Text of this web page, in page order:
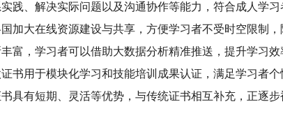
践、解决实际问题以及沟通协作等能力，符合成人学习
加大在线资源建设与共享，方便学习者不受时空限制
富，学习者可以借助大数据分析精准推送，提升学习效
书用于模块化学习和技能培训成果认证，满足学习者个
具有短期、灵活等优势，与传统证书相互补充，正逐步